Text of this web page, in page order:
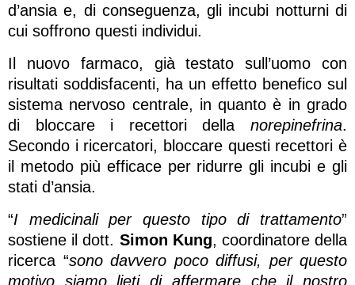
d’ansia e, di conseguenza, gli incubi notturni di
cui soffrono questi individui.
Il nuovo farmaco, già testato sull’uomo con
risultati soddisfacenti, ha un effetto benefico sul
sistema nervoso centrale, in quanto è in grado
di bloccare i recettori della norepinefrina.
Secondo i ricercatori, bloccare questi recettori è
il metodo più efficace per ridurre gli incubi e gli
stati d’ansia.
“I medicinali per questo tipo di trattamento”
sostiene il dott. Simon Kung, coordinatore della
ricerca “sono davvero poco diffusi, per questo
motivo siamo lieti di affermare che il nostro